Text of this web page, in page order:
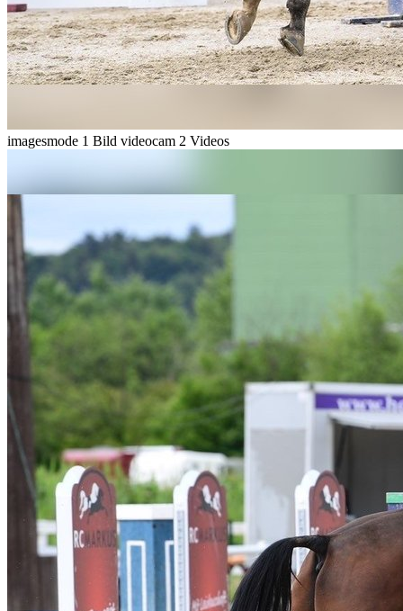
imagesmode 1 Bild videocam 2 Videos